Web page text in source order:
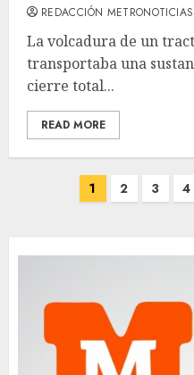
REDACCIÓN METRONOTICIAS
La volcadura de un
transportaba una
cierre total...
READ MORE
Paginación
1 2 3 4